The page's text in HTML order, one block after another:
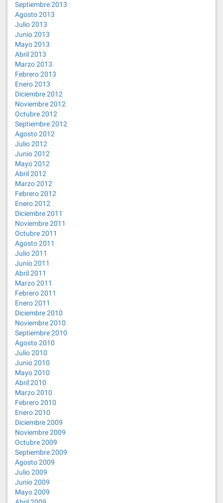
Septiembre 2013
Agosto 2013
Julio 2013
Junio 2013
Mayo 2013
Abril 2013
Marzo 2013
Febrero 2013
Enero 2013
Diciembre 2012
Noviembre 2012
Octubre 2012
Septiembre 2012
Agosto 2012
Julio 2012
Junio 2012
Mayo 2012
Abril 2012
Marzo 2012
Febrero 2012
Enero 2012
Diciembre 2011
Noviembre 2011
Octubre 2011
Agosto 2011
Julio 2011
Junio 2011
Abril 2011
Marzo 2011
Febrero 2011
Enero 2011
Diciembre 2010
Noviembre 2010
Septiembre 2010
Agosto 2010
Julio 2010
Junio 2010
Mayo 2010
Abril 2010
Marzo 2010
Febrero 2010
Enero 2010
Diciembre 2009
Noviembre 2009
Octubre 2009
Septiembre 2009
Agosto 2009
Julio 2009
Junio 2009
Mayo 2009